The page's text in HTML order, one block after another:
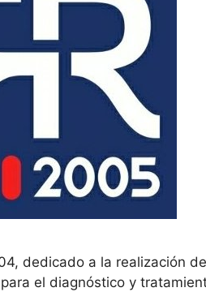
dedicado a la realización de
el diagnóstico y